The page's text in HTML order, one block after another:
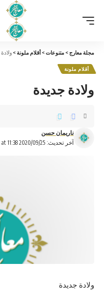
مجلة معارج> متنوعات> أقلام ملونة>
أقلام ملونة
ولادة جديدة
آخر تحديث: 2020/09/25 at 11:38 صباحًا
ناريمان حسن
ولادة جديدة